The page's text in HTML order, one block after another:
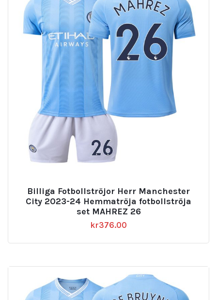
Billiga Fotbollströjor Herr Manchester
City 2023-24 Hemmatröja fotbollströja
set MAHREZ 26
kr376.00